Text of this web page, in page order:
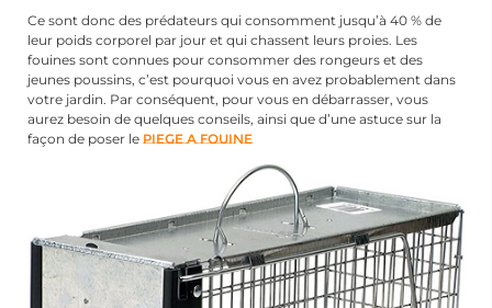
Ce sont donc des prédateurs qui consomment jusqu’à 40 % de
leur poids corporel par jour et qui chassent leurs proies. Les
fouines sont connues pour consommer des rongeurs et des
jeunes poussins, c’est pourquoi vous en avez probablement dans
votre jardin. Par conséquent, pour vous en débarrasser, vous
aurez besoin de quelques conseils, ainsi que d’une astuce sur la
façon de poser le piege a fouine